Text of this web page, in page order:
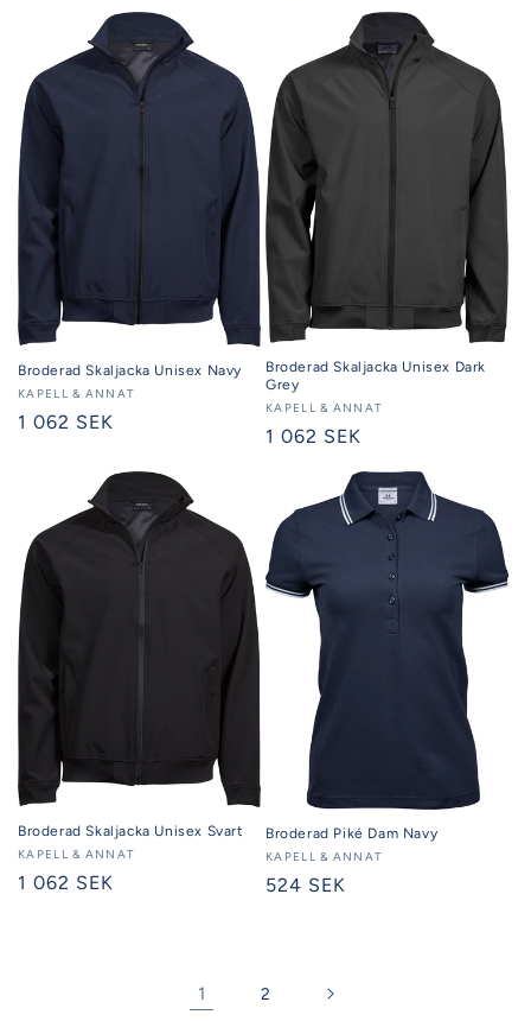
Broderad Skaljacka Unisex Navy
Säljare:
KAPELL & ANNAT
Ordinarie
1 062 SEK
Broderad Skaljacka Unisex Dark
Grey
Säljare:
KAPELL & ANNAT
Ordinarie
1 062 SEK
Broderad Skaljacka Unisex Svart
Säljare:
KAPELL & ANNAT
Ordinarie
1 062 SEK
Broderad Piké Dam Navy
Säljare:
KAPELL & ANNAT
Ordinarie
524 SEK
1 2